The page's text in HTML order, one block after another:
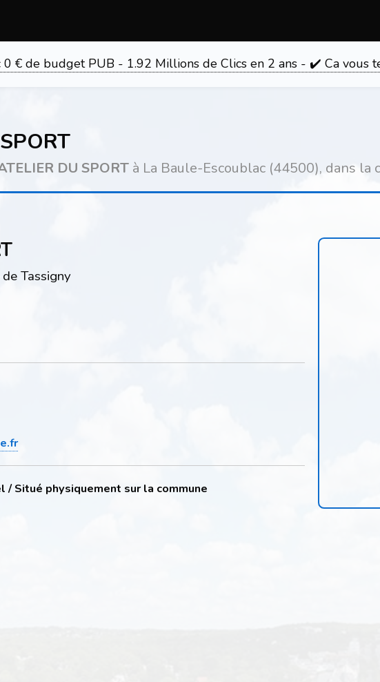
0 € de budget PUB - 1.92 Millions de Clics en 2 ans - ✔️ Ca vous
DU SPORT à La Baule-Escoublac (44500), dans la
Tassigny
/ Situé physiquement sur la commune